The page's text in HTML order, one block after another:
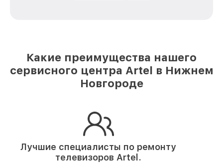
Какие преимущества нашего
сервисного центра Artel в Нижнем
Новгороде
Лучшие специалисты по ремонту
телевизоров Artel.